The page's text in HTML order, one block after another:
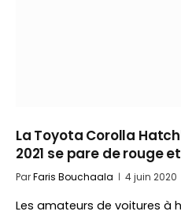
La Toyota Corolla
2021 se pare de rouge
ParFaris Bouchaala 4 juin 2020
Les amateurs de voitures à